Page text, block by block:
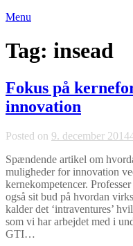
Menu
Tag: insead
Fokus på
innovation
Posted on 9. december 2014
Spændende artikel om
muligheder for innovation
kernekompetencer.
også sit bud på hvordan
kalder det ‘intraventures’
som vi har arbejdet med i
GTI…